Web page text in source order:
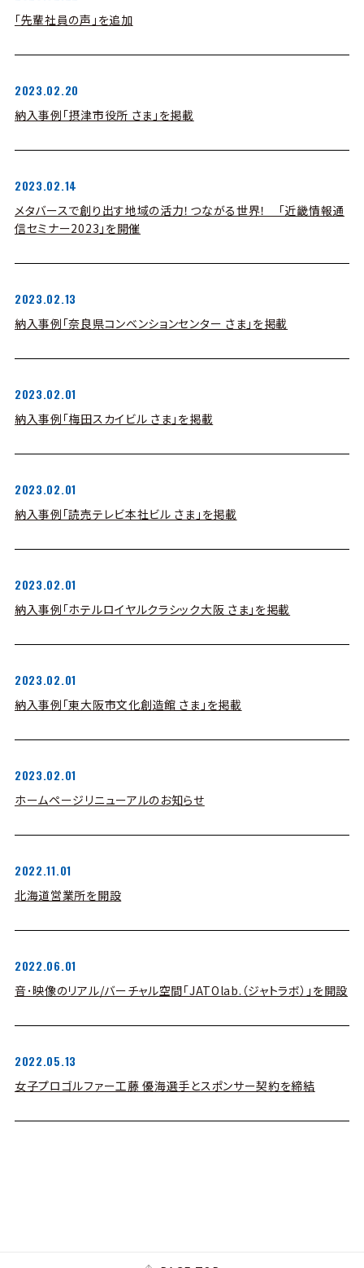
「先輩社員の声」を追加
2023.02.20
納入事例「摂津市役所 さま」を掲載
2023.02.14
メタバースで創り出す地域の活力！つながる世界！ 「近畿情報通
信セミナー2023」を開催
2023.02.13
納入事例「奈良県コンベンションセンター さま」を掲載
2023.02.01
納入事例「梅田スカイビル さま」を掲載
2023.02.01
納入事例「読売テレビ本社ビル さま」を掲載
2023.02.01
納入事例「ホテルロイヤルクラシック大阪 さま」を掲載
2023.02.01
納入事例「東大阪市文化創造館 さま」を掲載
2023.02.01
ホームページリニューアルのお知らせ
2022.11.01
北海道営業所を開設
2022.06.01
音･映像のリアル/バーチャル空間「JATOlab.（ジャトラボ）」を開設
2022.05.13
女子プロゴルファー工藤 優海選手とスポンサー契約を締結